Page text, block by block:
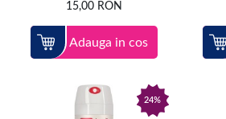
15,00 RON
Adauga in cos
24%